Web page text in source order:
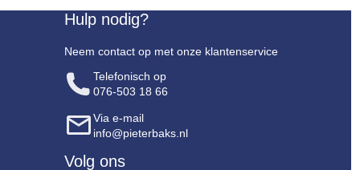
Hulp nodig?
Neem contact op met onze klantenservice
Telefonisch op
076-503 18 66
Via e-mail
info@pieterbaks.nl
Volg ons